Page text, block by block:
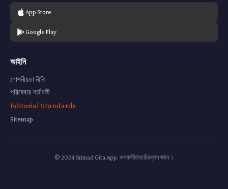
App Store
Google Play
আইনি
গোপনীয়তা নীতি
পরিষেবার শর্তাবলী
Editorial Standards
Sitemap
© 2024 Srimad Gita App. ভগবদ্গীতার চিরন্তন জ্ঞান।